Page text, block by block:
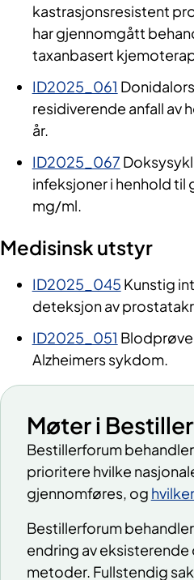
kastrasjonsresistent
har gjennomgått
taxanbasert
ID2025_061
residiverende anfall av
år.
ID2025_067
infeksjoner i henhold
mg/ml.
Medisinsk utstyr
ID2025_045 Kunstig
deteksjon av
ID2025_051
Alzheimers sykdom.
Møter i
Bestillerforum
prioritere hvilke
gjennomføres, og
Bestillerforum
endring av
metoder. Fullstendig